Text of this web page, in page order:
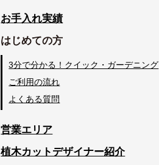
お手入れ実績
はじめての方
3分で分かる！クイック・ガーデニング
ご利用の流れ
よくある質問
営業エリア
植木カットデザイナー紹介